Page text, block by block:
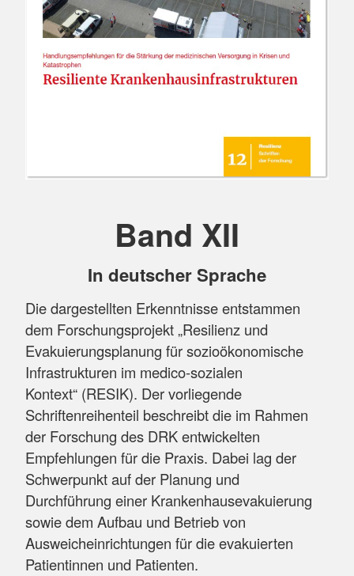
Band XII
In deutscher Sprache
Die dargestellten Erkenntnisse entstammen
dem Forschungsprojekt „Resilienz und
Evakuierungsplanung für sozioökonomische
Infrastrukturen im medico-sozialen
Kontext“ (RESIK). Der vorliegende
Schriftenreihenteil beschreibt die im Rahmen
der Forschung des DRK entwickelten
Empfehlungen für die Praxis. Dabei lag der
Schwerpunkt auf der Planung und
Durchführung einer Krankenhausevakuierung
sowie dem Aufbau und Betrieb von
Ausweicheinrichtungen für die evakuierten
Patientinnen und Patienten.